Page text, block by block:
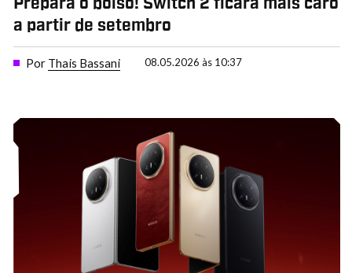
Prepara o bolso! Switch 2 ficará mais caro
a partir de setembro
Por Thais Bassani 08.05.2026 às 10:37